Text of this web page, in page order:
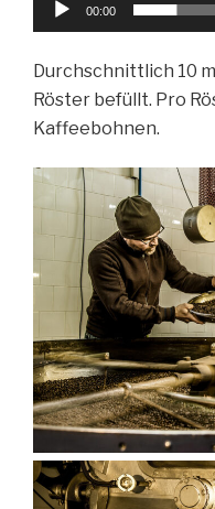
00:00
Durchschnittlich 10
Röster befüllt. Pro
Kaffeebohnen.